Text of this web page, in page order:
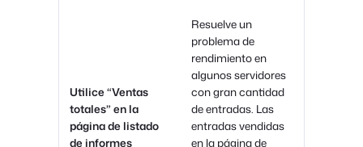
Utilice “Ventas
totales” en la
página de listado
de informes
Resuelve un
problema de
rendimiento en
algunos servidores
con gran cantidad
de entradas. Las
entradas vendidas
en la página de